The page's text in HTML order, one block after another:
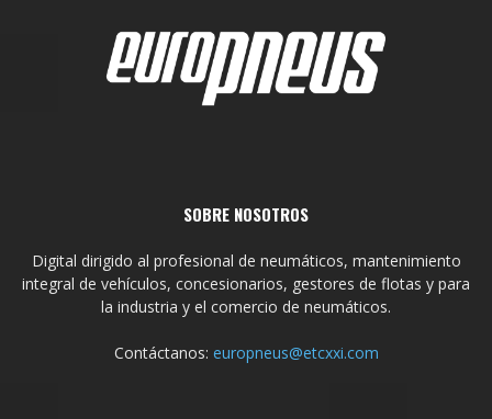
SOBRE NOSOTROS
Digital dirigido al profesional de neumáticos, mantenimiento
integral de vehículos, concesionarios, gestores de flotas y para
la industria y el comercio de neumáticos.
Contáctanos: europneus@etcxxi.com